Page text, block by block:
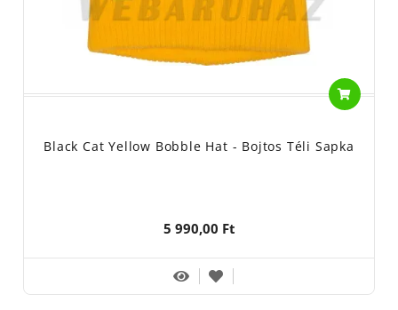
Black Cat Yellow Bobble Hat - Bojtos Téli Sapka
5 990,00 Ft